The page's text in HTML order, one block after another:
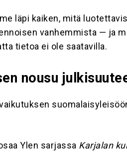
läpi kaiken, mitä
vanhemmista — ja
tietoa ei ole saatavilla.
nousu
Ylen sarjassa Karjalan